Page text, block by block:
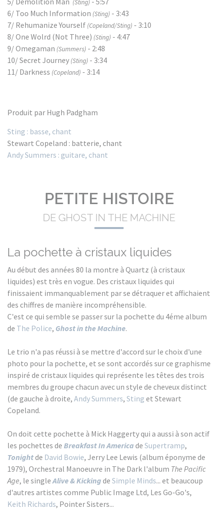
(Sting)
6/ Too Much Information (Sting) - 3:43
7/ Rehumanize Yourself (Copeland/Sting) - 3:10
8/ One Wolrd (Not Three) (Sting) - 4:47
9/ Omegaman (Summers) - 2:48
10/ Secret Journey (Sting) - 3:34
11/ Darkness (Copeland) - 3:14
Produit par Hugh Padgham
Sting : basse, chant
Stewart Copeland : batterie, chant
Andy Summers : guitare, chant
PETITE HISTOIRE
DE GHOST IN THE MACHINE
La pochette à cristaux liquides
Au début des années 80 la montre à Quartz (à cristaux
liquides) est très en vogue. Des cristaux liquides qui
finissaient immanquablement par se détraquer et affichaient
des chiffres de manière incompréhensible.
C'est ce qui semble se passer sur la pochette du 4éme album
de The Police, Ghost in the Machine.
Le trio n'a pas réussi à se mettre d'accord sur le choix d'une
photo pour la pochette, et se sont accordés sur ce graphisme
inspiré de cristaux liquides qui représente les têtes des trois
membres du groupe chacun avec un style de cheveux distinct
(de gauche à droite, Andy Summers, Sting et Stewart
Copeland.
On doit cette pochette à Mick Haggerty qui a aussi à son actif
les pochettes de Breakfast In Americade Supertramp,
Tonightde David Bowie, Jerry Lee Lewis (album éponyme de
1979), Orchestral Manoeuvre in The Dark l'album The Pacific
Age, le singleAlive & Kickingde Simple Minds... et beaucoup
d'autres artistes comme Public Image Ltd, Les Go-Go's,
Keith Richards, Pointer Sisters...